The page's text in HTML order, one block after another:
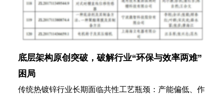
底层架构原创突破，破解行业“环保与效率两难”
困局
传统热镀锌行业长期面临共性工艺瓶颈：产能偏低、作